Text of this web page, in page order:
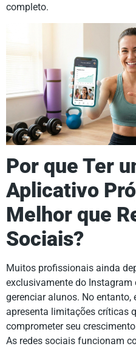
completo.
Por que Ter
Aplicativo
Melhor que
Sociais?
Muitos profissionais ainda
exclusivamente do Instagram
gerenciar alunos. No entanto,
apresenta limitações críticas
comprometer seu
As redes sociais funcionam